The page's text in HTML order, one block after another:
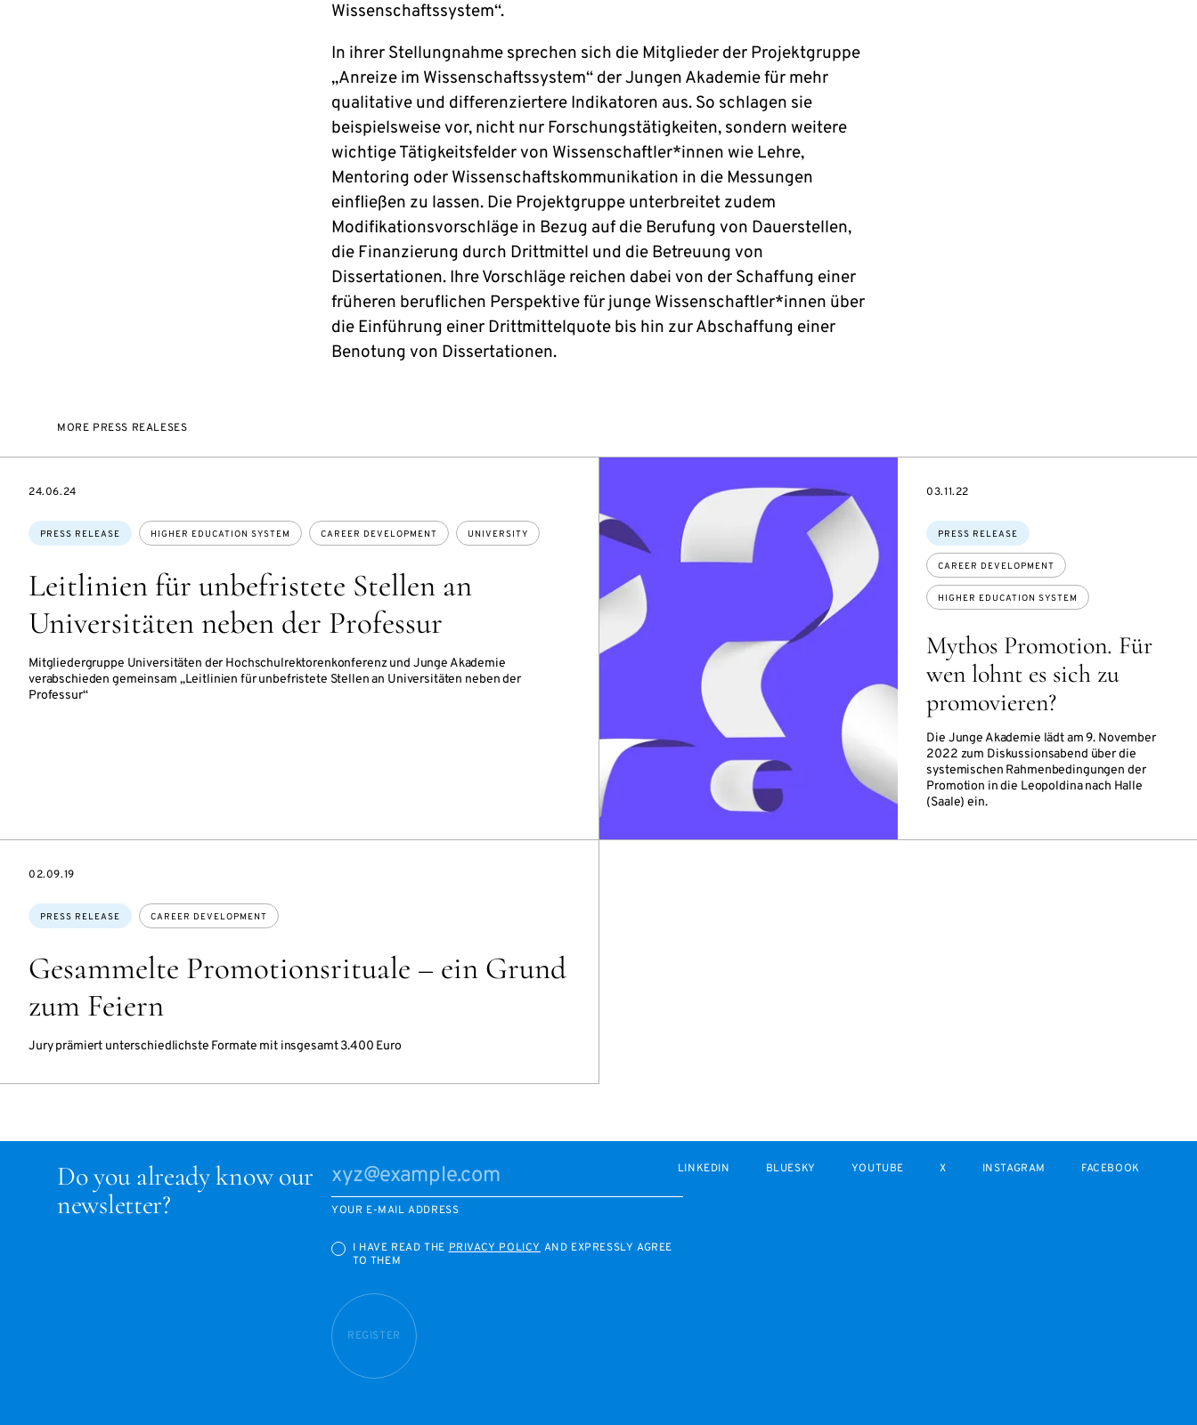
Wissenschaftssystem“.
In ihrer Stellungnahme sprechen sich die Mitglieder der Projektgruppe
„Anreize im Wissenschaftssystem“ der Jungen Akademie für mehr
qualitative und differenziertere Indikatoren aus. So schlagen sie
beispielsweise vor, nicht nur Forschungstätigkeiten, sondern weitere
wichtige Tätigkeitsfelder von Wissenschaftler*innen wie Lehre,
Mentoring oder Wissenschaftskommunikation in die Messungen
einfließen zu lassen. Die Projektgruppe unterbreitet zudem
Modifikationsvorschläge in Bezug auf die Berufung von Dauerstellen,
die Finanzierung durch Drittmittel und die Betreuung von
Dissertationen. Ihre Vorschläge reichen dabei von der Schaffung einer
früheren beruflichen Perspektive für junge Wissenschaftler*innen über
die Einführung einer Drittmittelquote bis hin zur Abschaffung einer
Benotung von Dissertationen.
MORE PRESS REALESES
Leitlinien für unbefristete Stellen an
Universitäten neben der Professur
Mitgliedergruppe Universitäten der Hochschulrektorenkonferenz und Junge Akademie
verabschieden gemeinsam „Leitlinien für unbefristete Stellen an Universitäten neben der
Professur“
Topics:
PRESS RELEASE HIGHER EDUCATION SYSTEM CAREER DEVELOPMENT UNIVERSITY
DATE
24.06.24
Mythos Promotion. Für
wen lohnt es sich zu
promovieren?
Die Junge Akademie lädt am 9. November
2022 zum Diskussionsabend über die
systemischen Rahmenbedingungen der
Promotion in die Leopoldina nach Halle
(Saale) ein.
Topics:
PRESS RELEASE
CAREER DEVELOPMENT
HIGHER EDUCATION SYSTEM
DATE
03.11.22
Gesammelte Promotionsrituale – ein Grund
zum Feiern
Jury prämiert unterschiedlichste Formate mit insgesamt 3.400 Euro
Topics:
PRESS RELEASE CAREER DEVELOPMENT
DATE
02.09.19
Do you already know our
newsletter?
YOUR E-MAIL ADDRESS
I HAVE READ THEPRIVACY POLICYAND EXPRESSLY AGREE
TO THEM
REGISTER
LINKEDIN BLUESKY YOUTUBE X INSTAGRAM FACEBOOK